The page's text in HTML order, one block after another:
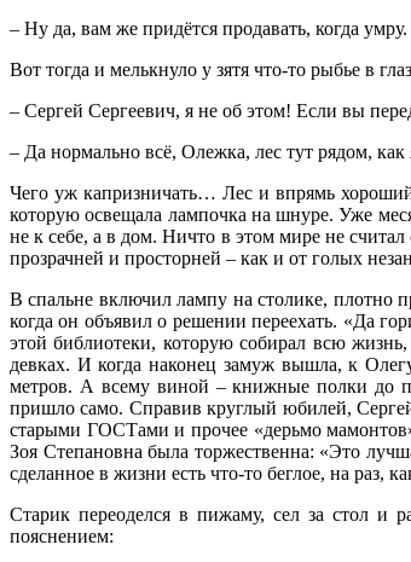
– Ну да, вам же придётся продавать, когда умру.
Вот тогда и мелькнуло у зятя что-то рыбье в
– Сергей Сергеевич, я не об этом! Если вы
– Да нормально всё, Олежка, лес тут рядом,
Чего уж капризничать… Лес и впрямь
которую освещала лампочка на шнуре. Уже
не к себе, а в дом. Ничто в этом мире не
прозрачней и просторней – как и от голых
В спальне включил лампу на столике, плотно
когда он объявил о решении переехать. «Да
этой библиотеки, которую собирал всю
девках. И когда наконец замуж вышла, к
метров. А всему виной – книжные полки до
пришло само. Справив круглый юбилей, Сергей
старыми ГОСТами и прочее «дерьмо
Зоя Степановна была торжественна: «Это
сделанное в жизни есть что-то беглое, на раз,
Старик переоделся в пижаму, сел за стол и
пояснением: